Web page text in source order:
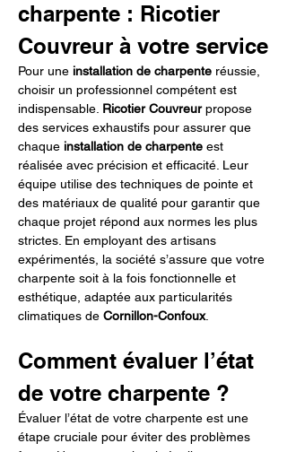
charpente : Ricotier
Couvreur à votre service
Pour une installation de charpente réussie,
choisir un professionnel compétent est
indispensable. Ricotier Couvreur propose
des services exhaustifs pour assurer que
chaque installation de charpente est
réalisée avec précision et efficacité. Leur
équipe utilise des techniques de pointe et
des matériaux de qualité pour garantir que
chaque projet répond aux normes les plus
strictes. En employant des artisans
expérimentés, la société s’assure que votre
charpente soit à la fois fonctionnelle et
esthétique, adaptée aux particularités
climatiques de Cornillon-Confoux.
Comment évaluer l’état
de votre charpente ?
Évaluer l’état de votre charpente est une
étape cruciale pour éviter des problèmes